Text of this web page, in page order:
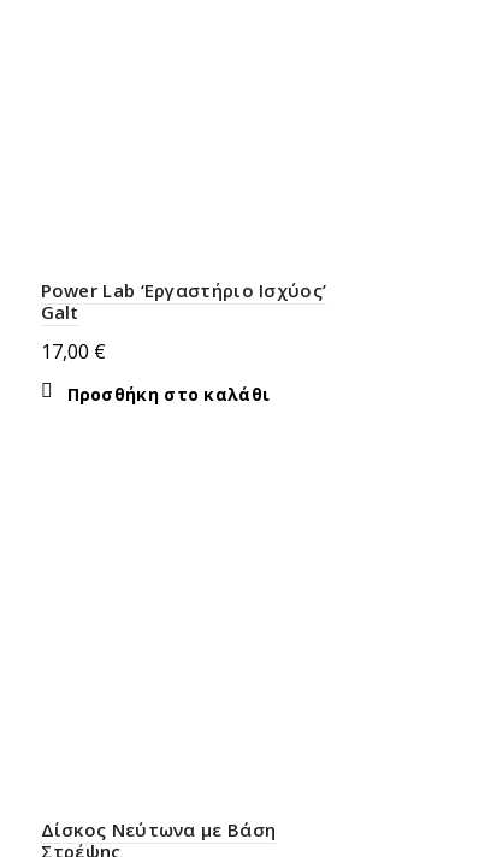
Power Lab ‘Εργαστήριο Ισχύος’
Galt
17,00 €
Προσθήκη στο καλάθι
Δίσκος Νεύτωνα με Βάση
Στρέψης